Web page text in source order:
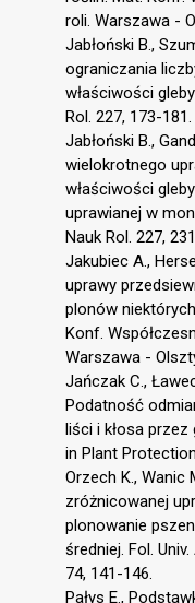
roli. Warszawa -
Jabłoński B.,
ograniczania
właściwości
Rol. 227, 173-181.
Jabłoński B.,
wielokrotnego
właściwości
uprawianej w
Nauk Rol. 227,
Jakubiec A.,
uprawy
plonów
Konf.
Warszawa -
Jańczak C.,
Podatność
liści i kłosa
in Plant
Orzech K., Wanic
zróżnicowanej
plonowanie
średniej. Fol.
74, 141-146.
Pałys E.,